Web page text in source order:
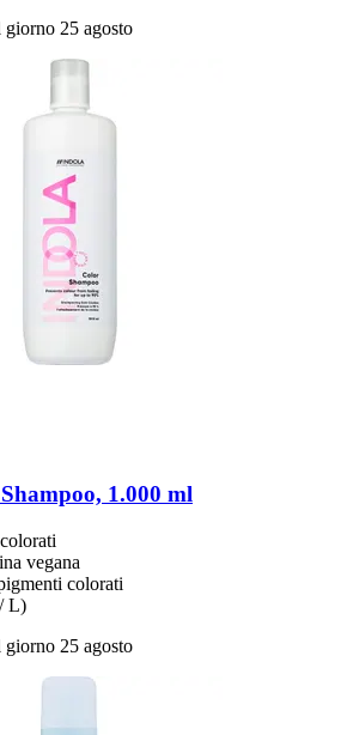
giorno 25 agosto
1.000 ml
vegana
colorati
L)
giorno 25 agosto